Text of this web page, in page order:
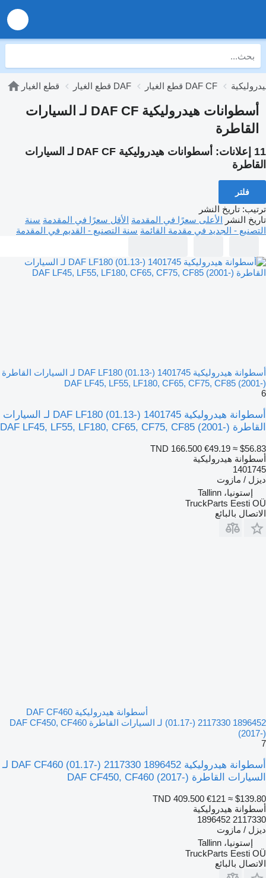
قطع الغيار قطع الغيار DAF قطع الغيار DAF CF
أسطوانات هيدروليكية DAF CF لـ السيارات
القاطرة
11 إعلانات:
أسطوانات هيدروليكية DAF CF لـ السيارات
القاطرة
فلتر
ترتيب: تاريخ النشر
تاريخ النشر الأعلى سعرًا في المقدمة الأقل سعرًا في المقدمة سنة
التصنيع - الجديد في مقدمة القائمة سنة التصنيع - القديم في المقدمة
أسطوانة هيدروليكية DAF LF180 (01.13-) 1401745 لـ السيارات القاطرة
DAF LF45, LF55, LF180, CF65, CF75, CF85 (2001-)
6
أسطوانة هيدروليكية DAF LF180 (01.13-) 1401745 لـ السيارات
القاطرة DAF LF45, LF55, LF180, CF65, CF75, CF85 (2001-)
TND 166.500 €49.19 ≈ $56.83
أسطوانة هيدروليكية
1401745
ديزل / مازوت
إستونيا، Tallinn
TruckParts Eesti OÜ
الاتصال بالبائع
أسطوانة هيدروليكية DAF CF460
(01.17-) 2117330 1896452 لـ السيارات القاطرة DAF CF450, CF460
(2017-)
7
أسطوانة هيدروليكية DAF CF460 (01.17-) 2117330 1896452 لـ
السيارات القاطرة DAF CF450, CF460 (2017-)
TND 409.500 €121 ≈ $139.80
أسطوانة هيدروليكية
2117330 1896452
ديزل / مازوت
إستونيا، Tallinn
TruckParts Eesti OÜ
الاتصال بالبائع